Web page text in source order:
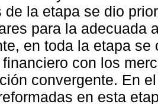
de la etapa se dio
para la adecuada
en toda la etapa
con los
convergente. En
en esta